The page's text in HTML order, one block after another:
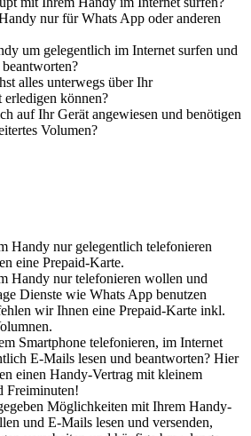
nur für Whats App oder anderen
um gelegentlich im Internet surfen und
alles unterwegs über Ihr
erledigen können?
auf Ihr Gerät angewiesen und benötigen
Volumen?
Handy nur gelegentlich telefonieren
eine Prepaid-Karte.
Handy nur telefonieren wollen und
Dienste wie Whats App benutzen
wir Ihnen eine Prepaid-Karte inkl.
Smartphone telefonieren, im Internet
E-Mails lesen und beantworten? Hier
einen Handy-Vertrag mit kleinem
Freiminuten!
Möglichkeiten mit Ihrem Handy-
und E-Mails lesen und versenden,